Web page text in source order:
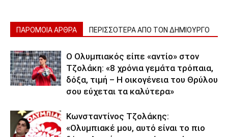
ΠΑΡΟΜΟΙΑ ΑΡΘΡΑ ΠΕΡΙΣΣΟΤΕΡΑ ΑΠΟ ΤΟΝ ΔΗΜΙΟΥΡΓΟ
Ο Ολυμπιακός είπε «αντίο» στον
Τζολάκη: «8 χρόνια γεμάτα τρόπαια,
δόξα, τιμή – Η οικογένεια του Θρύλου
σου εύχεται τα καλύτερα»
Κωνσταντίνος Τζολάκης:
«Ολυμπιακέ μου, αυτό είναι το πιο